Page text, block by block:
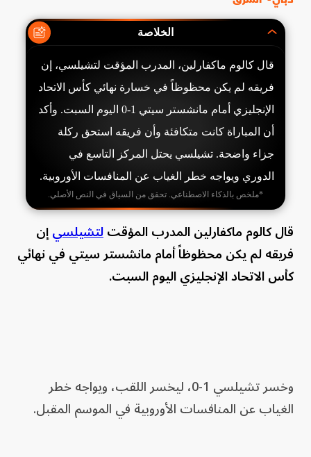
الخلاصة
قال كالوم ماكفارلين، المدرب المؤقت لتشيلسي، إن
فريقه لم يكن محظوظاً في خسارة نهائي كأس الاتحاد
الإنجليزي أمام مانشستر سيتي 1-0 اليوم السبت. وأكد
أن المباراة كانت متكافئة وأن فريقه استحق ركلة
جزاء واضحة. تشيلسي يحتل المركز التاسع في
الدوري ويواجه خطر الغياب عن المنافسات الأوروبية.
*ملخص بالذكاء الاصطناعي. تحقق من السياق في النص الأصلي.
قال كالوم ماكفارلين المدرب المؤقتلتشيلسيإن
فريقه لم يكن محظوظاً أمام مانشستر سيتي في نهائي
كأس الاتحاد الإنجليزي اليوم السبت.
وخسر تشيلسي 1-0، ليخسر اللقب، ويواجه خطر
الغياب عن المنافسات الأوروبية في الموسم المقبل.